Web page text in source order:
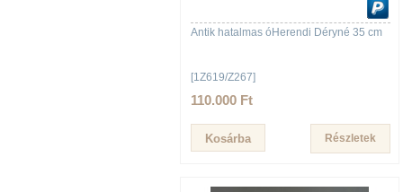
Antik hatalmas óHerendi Déryné 35 cm
[1Z619/Z267]
110.000 Ft
Részletek